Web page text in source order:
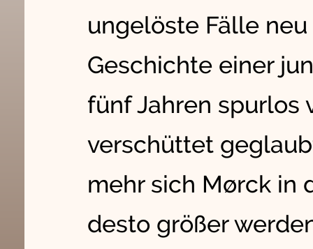
ungelöste Fälle
Geschichte einer
fünf Jahren spurlos
verschüttet
mehr sich Mørck in
desto größer